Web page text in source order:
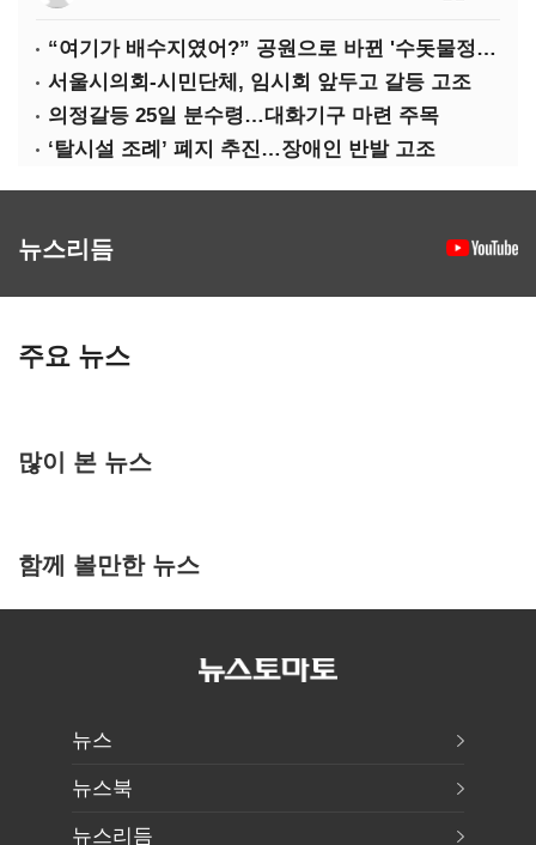
“여기가 배수지였어?” 공원으로 바뀐 '수돗물정거장'
서울시의회-시민단체, 임시회 앞두고 갈등 고조
의정갈등 25일 분수령…대화기구 마련 주목
‘탈시설 조례’ 폐지 추진…장애인 반발 고조
뉴스리듬
주요 뉴스
많이 본 뉴스
함께 볼만한 뉴스
뉴스
뉴스북
뉴스리듬